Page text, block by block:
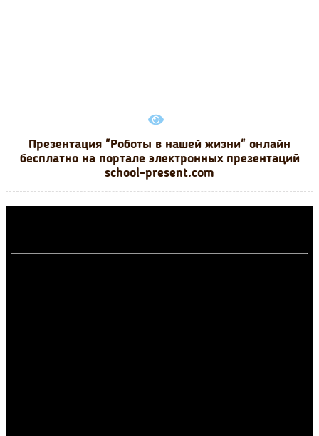
Презентация "Роботы в нашей жизни" онлайн
бесплатно на портале электронных презентаций
school-present.com